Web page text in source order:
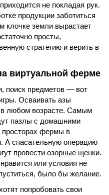
не покладая рук.
продукции заботиться
клочке земли вырастает
просты,
стратегию и верить в
виртуальной ферме
поиск предметов — вот
Осваивать азы
в любом возрасте. Самым
пазлы с домашними
просторах фермы в
А спасательную операцию
провести озорные щенки.
или условия не
было бы желание.
попробовать свои